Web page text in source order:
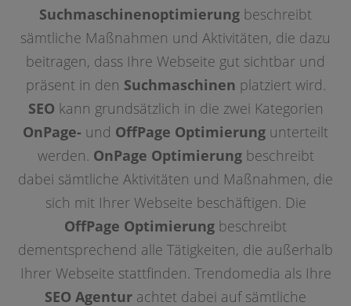
Suchmaschinenoptimierung beschreibt
sämtliche Maßnahmen und Aktivitäten, die dazu
beitragen, dass Ihre Webseite gut sichtbar und
präsent in den Suchmaschinen platziert wird.
SEO kann grundsätzlich in die zwei Kategorien
OnPage- und OffPage Optimierung unterteilt
werden. OnPage Optimierungbeschreibt
dabei sämtliche Aktivitäten und Maßnahmen, die
sich mit Ihrer Webseite beschäftigen. Die
OffPage Optimierung beschreibt
dementsprechend alle Tätigkeiten, die außerhalb
Ihrer Webseite stattfinden. Trendomedia als Ihre
SEO Agentur achtet dabei auf sämtliche